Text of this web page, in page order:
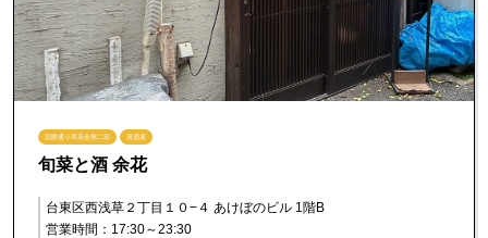
国際通り商店会第二部 居酒屋
旬菜と酒 余花
台東区西浅草２丁目１０−４ あけぼのビル 1階B
営業時間：17:30～23:30